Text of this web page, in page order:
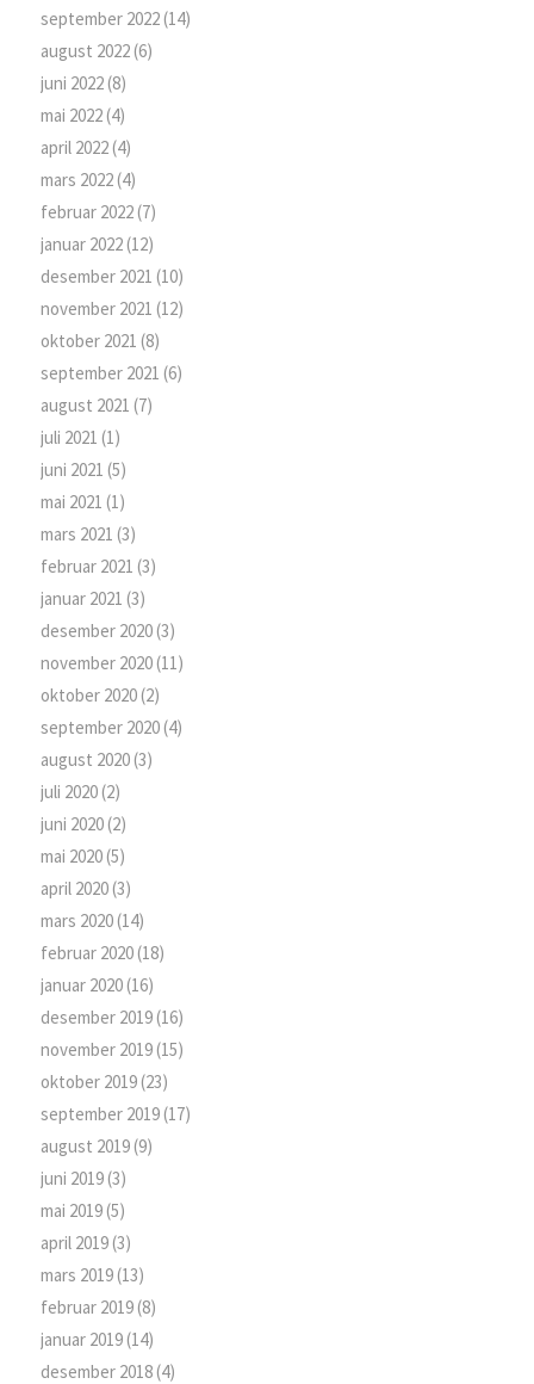
september 2022(14)
august 2022(6)
juni 2022(8)
mai 2022(4)
april 2022(4)
mars 2022(4)
februar 2022(7)
januar 2022(12)
desember 2021 (10)
november 2021 (12)
oktober 2021 (8)
september 2021 (6)
august 2021 (7)
juli 2021 (1)
juni 2021 (5)
mai 2021 (1)
mars 2021 (3)
februar 2021 (3)
januar 2021 (3)
desember 2020(3)
november 2020(11)
oktober 2020(2)
september 2020(4)
august 2020(3)
juli 2020(2)
juni 2020(2)
mai 2020(5)
april 2020(3)
mars 2020(14)
februar 2020(18)
januar 2020(16)
desember 2019(16)
november 2019(15)
oktober 2019(23)
september 2019(17)
august 2019(9)
juni 2019(3)
mai 2019(5)
april 2019(3)
mars 2019(13)
februar 2019(8)
januar 2019(14)
desember 2018(4)